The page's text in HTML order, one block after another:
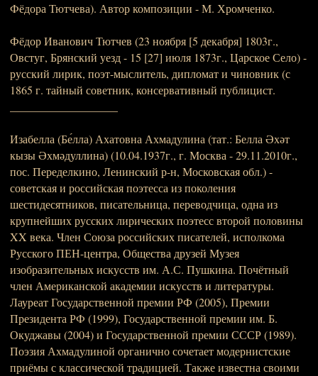
Фёдора Тютчева). Автор композиции - М. Хромченко.
Фёдор Иванович Тютчев (23 ноября [5 декабря] 1803г.,
Овстуг, Брянский уезд - 15 [27] июля 1873г., Царское Село) -
русский лирик, поэт-мыслитель, дипломат и чиновник (с
1865 г. тайный советник, консервативный публицист.
Изабелла (Бе́лла) Ахатовна Ахмадулина (тат.: Белла Әхәт
кызы Әхмәдуллина) (10.04.1937г., г. Москва - 29.11.2010г.,
пос. Переделкино, Ленинский р-н, Московская обл.) -
советская и российская поэтесса из поколения
шестидесятников, писательница, переводчица, одна из
крупнейших русских лирических поэтесс второй половины
XX века. Член Союза российских писателей, исполкома
Русского ПЕН-центра, Общества друзей Музея
изобразительных искусств им. А.С. Пушкина. Почётный
член Американской академии искусств и литературы.
Лауреат Государственной премии РФ (2005), Премии
Президента РФ (1999), Государственной премии им. Б.
Окуджавы (2004) и Государственной премии СССР (1989).
Поэзия Ахмадулиной органично сочетает модернистские
приёмы с классической традицией. Также известна своими